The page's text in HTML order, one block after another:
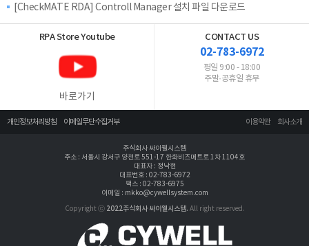
[CheckMATE RDA] Controll Manager 설치 파일 다운로드
RPA StoreYoutube
바로가기
CONTACT US
02-783-6972
평일 9:00 - 18:00
주말·공휴일 휴무
개인정보처리방침 이메일무단수집거부 이용약관 회사소개
주식회사 싸이웰시스템
주소 : 서울시 강서구 양천로 551-17 한화비즈메트로 1차 1104호
대표자 : 정낙현
대표번호 : 02-783-6972
팩스 : 02-783-6975
이메일 : mkko@cywellsystem.com
Copyright ⓒ 2022주식회사 싸이웰시스템. All right reserved.